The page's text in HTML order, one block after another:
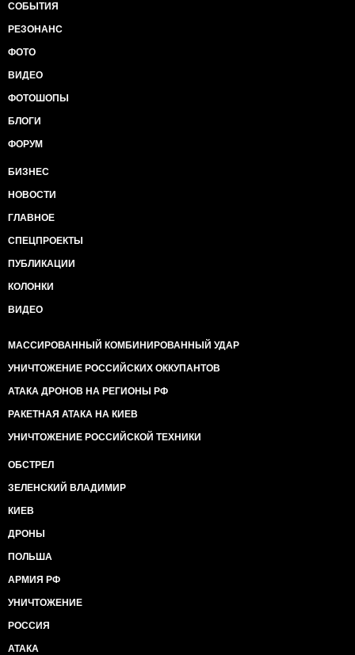
СОБЫТИЯ
РЕЗОНАНС
ФОТО
ВИДЕО
ФОТОШОПЫ
БЛОГИ
ФОРУМ
БИЗНЕС
НОВОСТИ
ГЛАВНОЕ
СПЕЦПРОЕКТЫ
ПУБЛИКАЦИИ
КОЛОНКИ
ВИДЕО
МАССИРОВАННЫЙ КОМБИНИРОВАННЫЙ УДАР
УНИЧТОЖЕНИЕ РОССИЙСКИХ ОККУПАНТОВ
АТАКА ДРОНОВ НА РЕГИОНЫ РФ
РАКЕТНАЯ АТАКА НА КИЕВ
УНИЧТОЖЕНИЕ РОССИЙСКОЙ ТЕХНИКИ
ОБСТРЕЛ
ЗЕЛЕНСКИЙ ВЛАДИМИР
КИЕВ
ДРОНЫ
ПОЛЬША
АРМИЯ РФ
УНИЧТОЖЕНИЕ
РОССИЯ
АТАКА